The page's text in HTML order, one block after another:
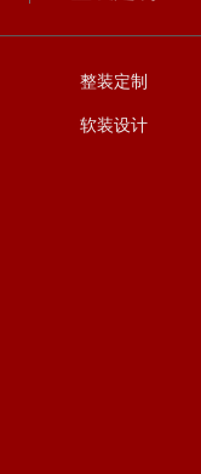
整装定制
软装设计